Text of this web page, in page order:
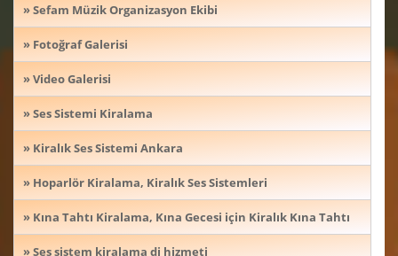
» Sefam Müzik Organizasyon Ekibi
» Fotoğraf Galerisi
» Video Galerisi
» Ses Sistemi Kiralama
» Kiralık Ses Sistemi Ankara
» Hoparlör Kiralama, Kiralık Ses Sistemleri
» Kına Tahtı Kiralama, Kına Gecesi için Kiralık Kına Tahtı
» Ses sistem kiralama dj hizmeti